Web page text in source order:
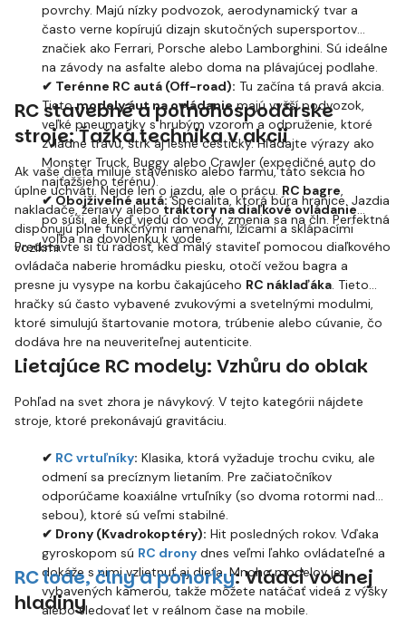
povrchy. Majú nízky podvozok, aerodynamický tvar a
často verne kopírujú dizajn skutočných supersportov
značiek ako Ferrari, Porsche alebo Lamborghini. Sú ideálne
na závody na asfalte alebo doma na plávajúcej podlahe.
✔ Terénne RC autá (Off-road): Tu začína tá pravá akcia.
Tietomodely áut na ovládaniemajú vyšší podvozok,
veľké pneumatiky s hrubým vzorom a odpruženie, ktoré
zvládne trávu, štrk aj lesné cestičky. Hľadajte výrazy ako
Monster Truck, Buggy alebo Crawler (expedičné auto do
najťažšieho terénu).
✔ Obojživelné autá:Špecialita, ktorá búra hranice. Jazdia
po súši, ale keď vjedú do vody, zmenia sa na čln. Perfektná
voľba na dovolenku k vode.
RC stavebné a poľnohospodárske
stroje: Ťažká technika v akcii
Ak vaše dieťa miluje stavenisko alebo farmu, táto sekcia ho
úplne uchváti. Nejde len o jazdu, ale o prácu. RC bagre,
nakladače, žeriavy alebotraktory na diaľkové ovládanie
disponujú plne funkčnými ramenami, lžícami a sklápacími
vozíkmi.
Predstavte si tú radosť, keď malý staviteľ pomocou diaľkového
ovládača naberie hromádku piesku, otočí vežou bagra a
presne ju vysype na korbu čakajúceho RC náklaďáka. Tieto
hračky sú často vybavené zvukovými a svetelnými modulmi,
ktoré simulujú štartovanie motora, trúbenie alebo cúvanie, čo
dodáva hre na neuveriteľnej autenticite.
Lietajúce RC modely: Vzhůru do oblak
Pohľad na svet zhora je návykový. V tejto kategórii nájdete
stroje, ktoré prekonávajú gravitáciu.
✔ RC vrtuľníky: Klasika, ktorá vyžaduje trochu cviku, ale
odmení sa precíznym lietaním. Pre začiatočníkov
odporúčame koaxiálne vrtuľníky (so dvoma rotormi nad
sebou), ktoré sú veľmi stabilné.
✔ Drony (Kvadrokoptéry): Hit posledných rokov. Vďaka
gyroskopom sú RC drony dnes veľmi ľahko ovládateľné a
dokáže s nimi vzlietnuť aj dieťa. Mnoho modelov je
vybavených kamerou, takže môžete natáčať videá z výšky
alebo sledovať let v reálnom čase na mobile.
RC lode, člny a ponorky: Vládci vodnej
hladiny